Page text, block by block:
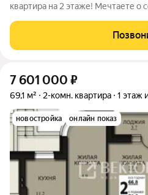
квартира на 2 этаже! Мечтаете о
Представляем вашему вниманию
двухкомнатную квартиру в новом
7 601 000 ₽
69,1 м² 2-комн. квартира 1 этаж
новостройка онлайн показ